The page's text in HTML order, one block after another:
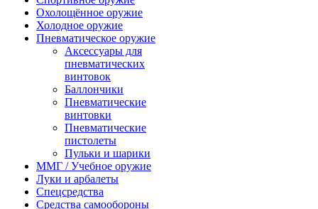
Охолощённое оружие
Холодное оружие
Пневматическое оружие
Аксессуары для
пневматических
винтовок
Баллончики
Пневматические
винтовки
Пневматические
пистолеты
Пульки и шарики
ММГ / Учебное оружие
Луки и арбалеты
Спецсредства
Средства самообороны